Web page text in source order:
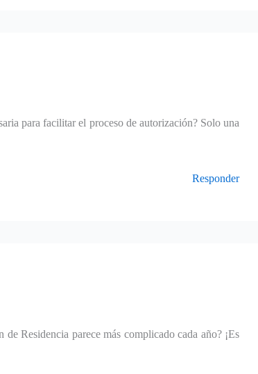
para facilitar el proceso de autorización? Solo una
Responder
Residencia parece más complicado cada año? ¡Es